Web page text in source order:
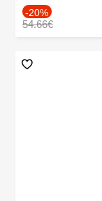
-20%
54.66€